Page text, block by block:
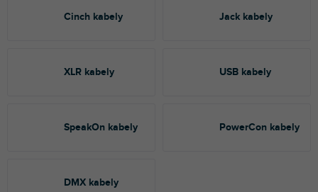
Cinch kabely Jack kabely
XLR kabely USB kabely
SpeakOn kabely PowerCon kabely
DMX kabely